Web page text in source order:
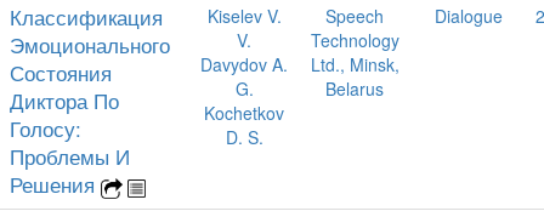
Классификация
Эмоционального
Состояния
Диктора По
Голосу:
Проблемы И
Решения
Kiselev V.
V.
Davydov A.
G.
Kochetkov
D. S.
Speech
Technology
Ltd., Minsk,
Belarus
Dialogue